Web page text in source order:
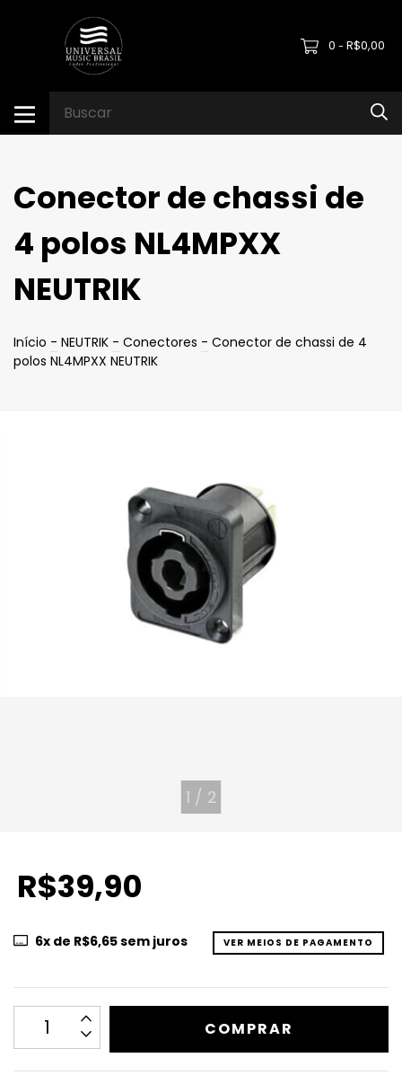
0 - R$0,00
Conector de chassi de
4 polos NL4MPXX
NEUTRIK
Início - NEUTRIK - Conectores - Conector de chassi de 4
polos NL4MPXX NEUTRIK
1 / 2
R$39,90
6x de R$6,65sem juros VER MEIOS DE PAGAMENTO